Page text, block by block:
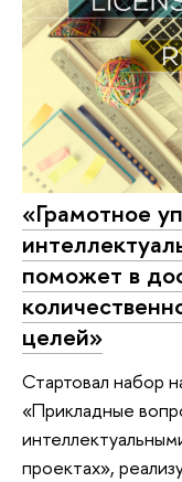
«Грамотное
поможет в
целей»
Стартовал набор
«Прикладные
проектах»,